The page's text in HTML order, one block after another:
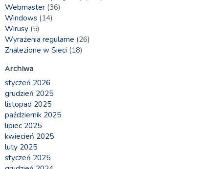
Webmaster (36)
Windows (14)
Wirusy (5)
Wyrażenia regularne (26)
Znalezione w Sieci (18)
Archiwa
styczeń 2026
grudzień 2025
listopad 2025
październik 2025
lipiec 2025
kwiecień 2025
luty 2025
styczeń 2025